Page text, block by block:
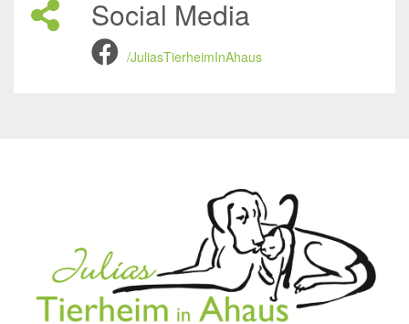
Social Media
/JuliasTierheimInAhaus